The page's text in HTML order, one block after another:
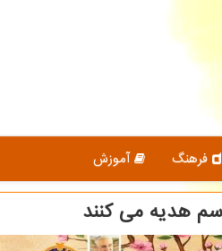
فرهنگ آموزش
هدیه می کنند